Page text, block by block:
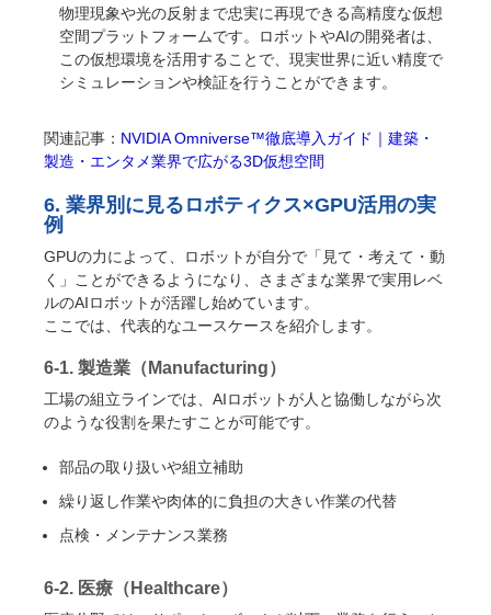
物理現象や光の反射まで忠実に再現できる高精度な仮想
空間プラットフォームです。ロボットやAIの開発者は、
この仮想環境を活用することで、現実世界に近い精度で
シミュレーションや検証を行うことができます。
関連記事： NVIDIA Omniverse™徹底導入ガイド｜建築・
製造・エンタメ業界で広がる3D仮想空間
6. 業界別に見るロボティクス×GPU活用の実
例
GPUの力によって、ロボットが自分で「見て・考えて・動
く」ことができるようになり、さまざまな業界で実用レベ
ルのAIロボットが活躍し始めています。
ここでは、代表的なユースケースを紹介します。
6-1. 製造業（Manufacturing）
工場の組立ラインでは、AIロボットが人と協働しながら次
のような役割を果たすことが可能です。
部品の取り扱いや組立補助
繰り返し作業や肉体的に負担の大きい作業の代替
点検・メンテナンス業務
6-2. 医療（Healthcare）